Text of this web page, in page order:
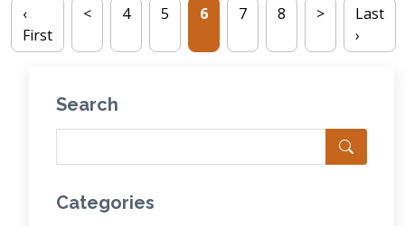
‹
First
< 4 5 6 7 8 >
Last
›
Search
Categories